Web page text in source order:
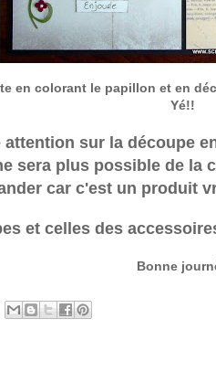
en colorant le papillon et en
Yé!!
sur la découpe
sera plus possible de la
car c'est un produit
et celles des
Bonne